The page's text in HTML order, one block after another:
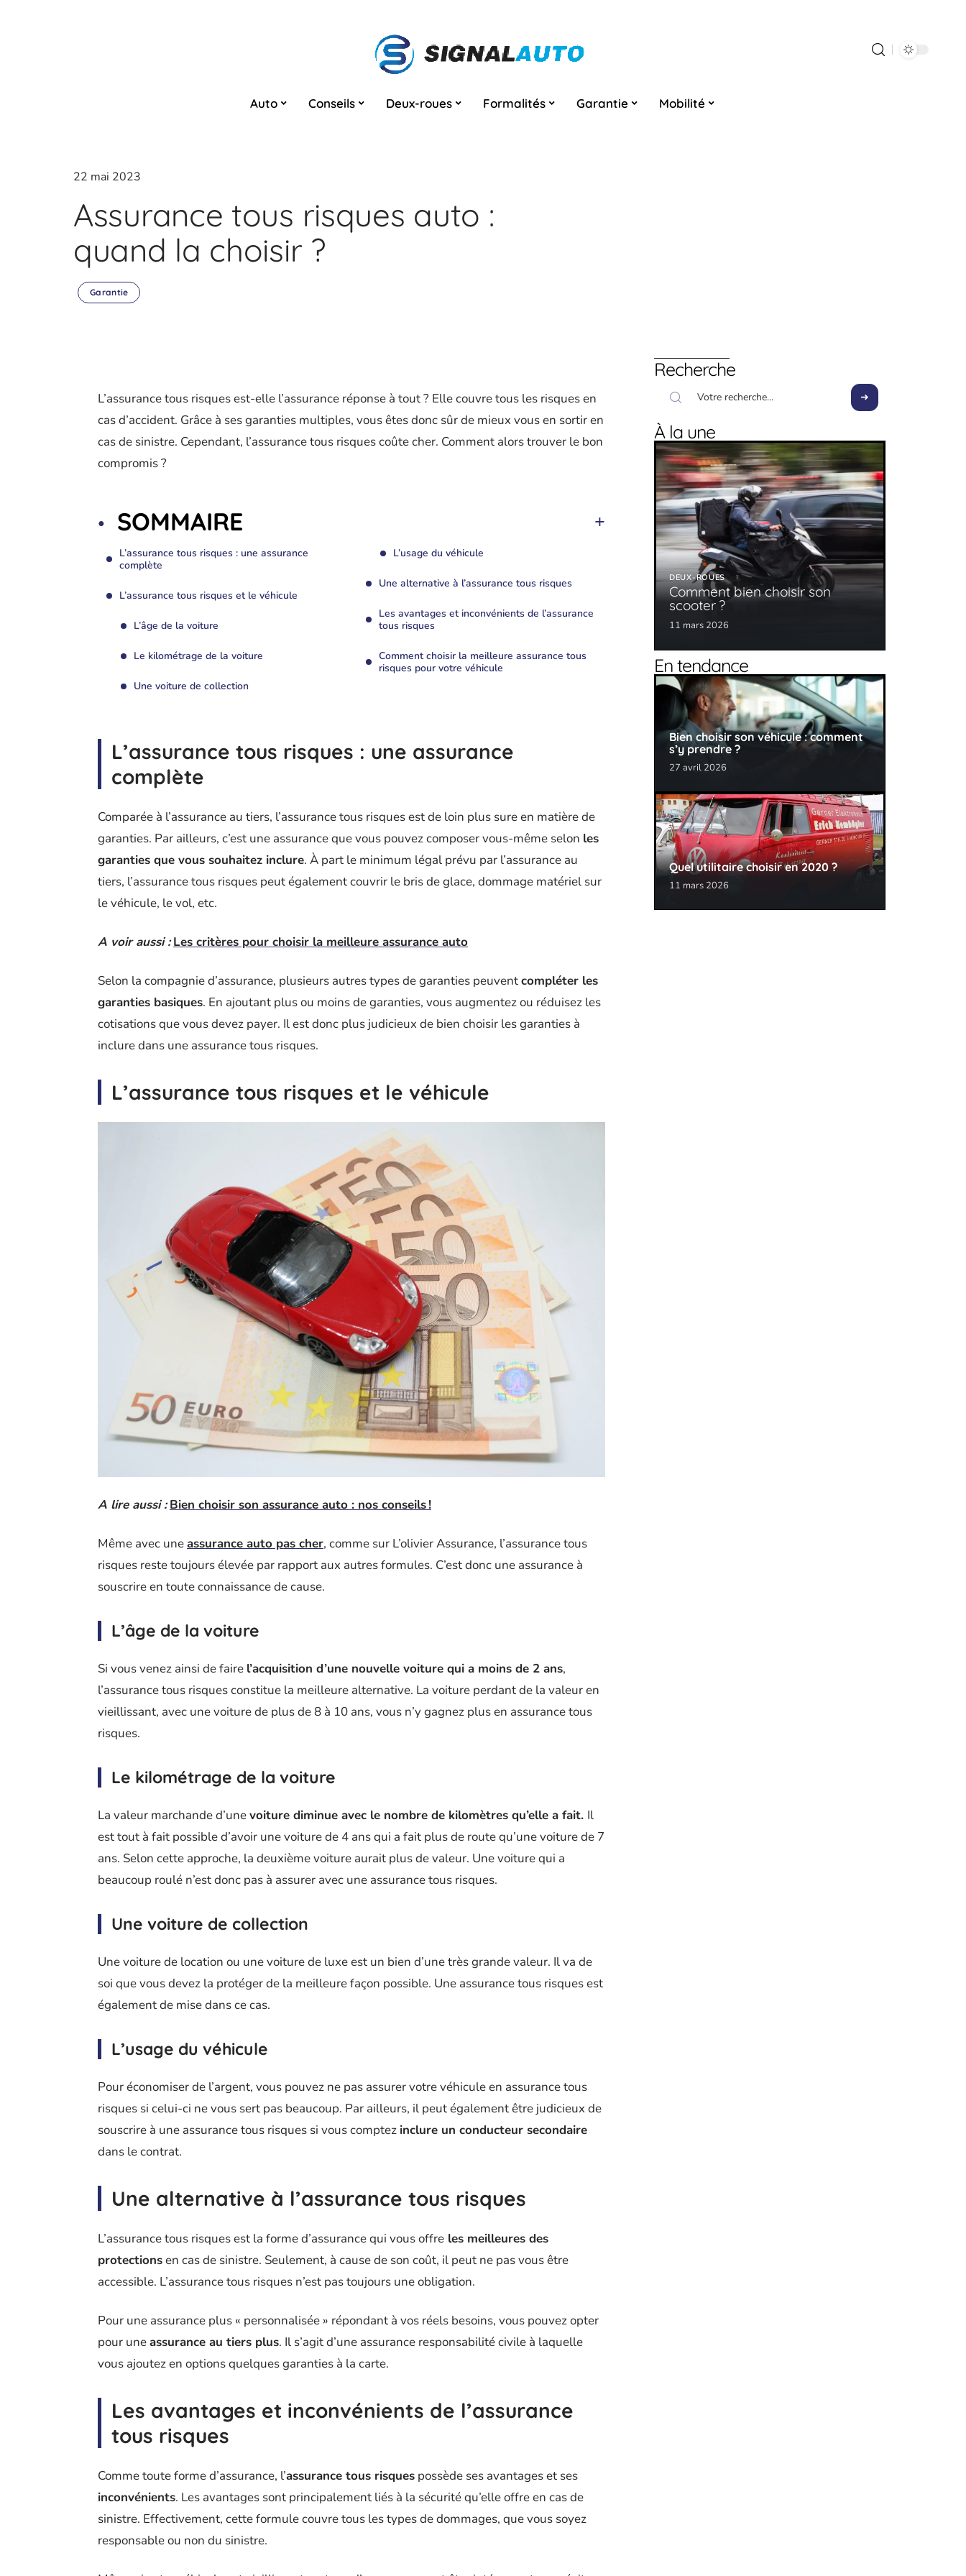
Auto Conseils Deux-roues Formalités Garantie Mobilité
22 mai 2023
Assurance tous risques auto :
quand la choisir ?
Garantie
L’assurance tous risques est-elle l’assurance réponse à tout ? Elle couvre tous les risques en
cas d’accident. Grâce à ses garanties multiples, vous êtes donc sûr de mieux vous en sortir en
cas de sinistre. Cependant, l’assurance tous risques coûte cher. Comment alors trouver le bon
compromis ?
SOMMAIRE
L’assurance tous risques : une assurance
complète
L’assurance tous risques et le véhicule
L’âge de la voiture
Le kilométrage de la voiture
Une voiture de collection
L’usage du véhicule
Une alternative à l’assurance tous risques
Les avantages et inconvénients de l’assurance
tous risques
Comment choisir la meilleure assurance tous
risques pour votre véhicule
L’assurance tous risques : une assurance
complète
Comparée à l’assurance au tiers, l’assurance tous risques est de loin plus sure en matière de
garanties. Par ailleurs, c’est une assurance que vous pouvez composer vous-même selon les
garanties que vous souhaitez inclure. À part le minimum légal prévu par l’assurance au
tiers, l’assurance tous risques peut également couvrir le bris de glace, dommage matériel sur
le véhicule, le vol, etc.
A voir aussi : Les critères pour choisir la meilleure assurance auto
Selon la compagnie d’assurance, plusieurs autres types de garanties peuventcompléter les
garanties basiques. En ajoutant plus ou moins de garanties, vous augmentez ou réduisez les
cotisations que vous devez payer. Il est donc plus judicieux de bien choisir les garanties à
inclure dans une assurance tous risques.
L’assurance tous risques et le véhicule
A lire aussi : Bien choisir son assurance auto : nos conseils !
Même avec uneassurance auto pas cher, comme sur L’olivier Assurance, l’assurance tous
risques reste toujours élevée par rapport aux autres formules. C’est donc une assurance à
souscrire en toute connaissance de cause.
L’âge de la voiture
Si vous venez ainsi de faire l’acquisition d’une nouvelle voiture qui a moins de 2 ans,
l’assurance tous risques constitue la meilleure alternative. La voiture perdant de la valeur en
vieillissant, avec une voiture de plus de 8 à 10 ans, vous n’y gagnez plus en assurance tous
risques.
Le kilométrage de la voiture
La valeur marchande d’unevoiture diminue avec le nombre de kilomètres qu’elle a fait. Il
est tout à fait possible d’avoir une voiture de 4 ans qui a fait plus de route qu’une voiture de 7
ans. Selon cette approche, la deuxième voiture aurait plus de valeur. Une voiture qui a
beaucoup roulé n’est donc pas à assurer avec une assurance tous risques.
Une voiture de collection
Une voiture de location ou une voiture de luxe est un bien d’une très grande valeur. Il va de
soi que vous devez la protéger de la meilleure façon possible. Une assurance tous risques est
également de mise dans ce cas.
L’usage du véhicule
Pour économiser de l’argent, vous pouvez ne pas assurer votre véhicule en assurance tous
risques si celui-ci ne vous sert pas beaucoup. Par ailleurs, il peut également être judicieux de
souscrire à une assurance tous risques si vous comptez inclure un conducteur secondaire
dans le contrat.
Une alternative à l’assurance tous risques
L’assurance tous risques est la forme d’assurance qui vous offre les meilleures des
protectionsen cas de sinistre. Seulement, à cause de son coût, il peut ne pas vous être
accessible. L’assurance tous risques n’est pas toujours une obligation.
Pour une assurance plus « personnalisée » répondant à vos réels besoins, vous pouvez opter
pour uneassurance au tiers plus. Il s’agit d’une assurance responsabilité civile à laquelle
vous ajoutez en options quelques garanties à la carte.
Les avantages et inconvénients de l’assurance
tous risques
Comme toute forme d’assurance, l’assurance tous risques possède ses avantages et ses
inconvénients. Les avantages sont principalement liés à la sécurité qu’elle offre en cas de
sinistre. Effectivement, cette formule couvre tous les types de dommages, que vous soyez
responsable ou non du sinistre.
Recherche
À la une
DEUX-ROUES
Comment bien choisir son
scooter ?
11 mars 2026
En tendance
Bien choisir son véhicule : comment
s’y prendre ?
27 avril 2026
Quel utilitaire choisir en 2020 ?
11 mars 2026